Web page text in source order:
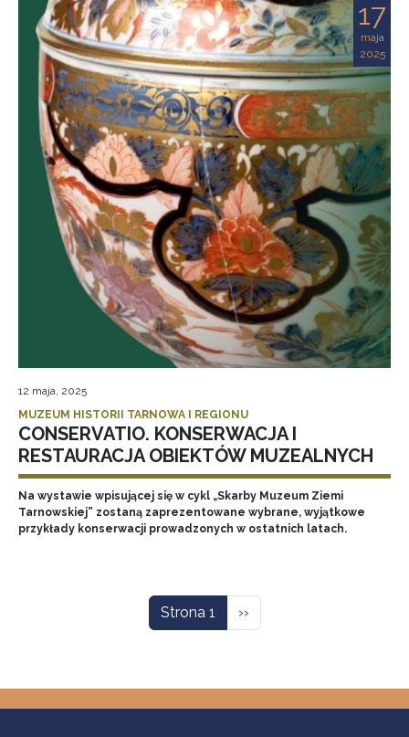
17
maja
2025
12 maja, 2025
MUZEUM HISTORII TARNOWA I REGIONU
CONSERVATIO. KONSERWACJA I
RESTAURACJA OBIEKTÓW MUZEALNYCH
Na wystawie wpisującej się w cykl „Skarby Muzeum Ziemi
Tarnowskiej” zostaną zaprezentowane wybrane, wyjątkowe
przykłady konserwacji prowadzonych w ostatnich latach.
Strona 1 Następna strona
››